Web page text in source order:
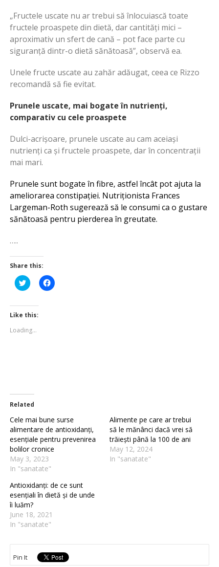
„Fructele uscate nu ar trebui să înlocuiască toate
fructele proaspete din dietă, dar cantități mici –
aproximativ un sfert de cană – pot face parte cu
siguranță dintr-o dietă sănătoasă”, observă ea.
Unele fructe uscate au zahăr adăugat, ceea ce Rizzo
recomandă să fie evitat.
Prunele uscate, mai bogate în nutrienți,
comparativ cu cele proaspete
Dulci-acrișoare, prunele uscate au cam aceiași
nutrienți ca și fructele proaspete, dar în concentrații
mai mari.
Prunele sunt bogate în fibre, astfel încât pot ajuta la
ameliorarea constipației. Nutriționista Frances
Largeman-Roth sugerează să le consumi ca o gustare
sănătoasă pentru pierderea în greutate.
…..
Share this:
Click
to
Twitter
(Opens
in
window)
Click
to
Like this:
Loading...
Related
Cele mai bune surse
alimentare de antioxidanți,
esențiale pentru prevenirea
bolilor cronice
May 3, 2023
In "sanatate"
Alimente pe care ar trebui
să le mănânci dacă vrei să
trăiești până la 100 de ani
May 12, 2024
In "sanatate"
Antioxidanți: de ce sunt
esențiali în dietă și de unde
îi luăm?
June 18, 2021
In "sanatate"
Pin It